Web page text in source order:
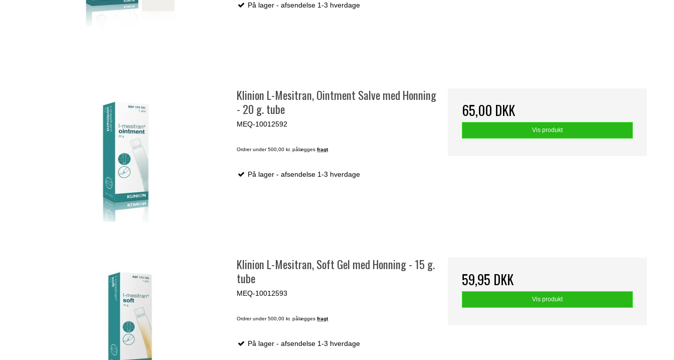
På lager - afsendelse 1-3 hverdage
Klinion L-Mesitran, Ointment Salve med Honning
- 20 g. tube
MEQ-10012592
Ordrer under 500,00 kr. pålæggesfragt
På lager - afsendelse 1-3 hverdage
65,00 DKK
Vis produkt
Klinion L-Mesitran, Soft Gel med Honning - 15 g.
tube
MEQ-10012593
Ordrer under 500,00 kr. pålæggesfragt
På lager - afsendelse 1-3 hverdage
59,95 DKK
Vis produkt